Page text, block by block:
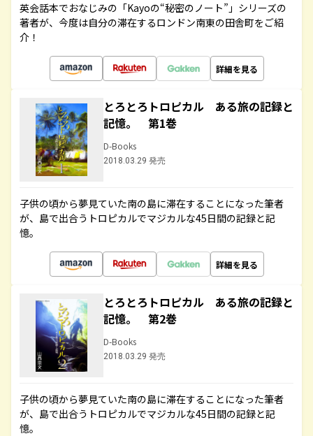
英会話本でおなじみの「Kayoの“秘密のノート”」シリーズの
著者が、今度は自分の滞在するロンドン南東の田舎町をご紹
介！
詳細を見る
とろとろトロピカル ある旅の記録と
記憶。 第1巻
D-Books
2018.03.29 発売
子供の頃から夢見ていた南の島に滞在することになった筆者
が、島で出合うトロピカルでマジカルな45日間の記録と記
憶。
詳細を見る
とろとろトロピカル ある旅の記録と
記憶。 第2巻
D-Books
2018.03.29 発売
子供の頃から夢見ていた南の島に滞在することになった筆者
が、島で出合うトロピカルでマジカルな45日間の記録と記
憶。